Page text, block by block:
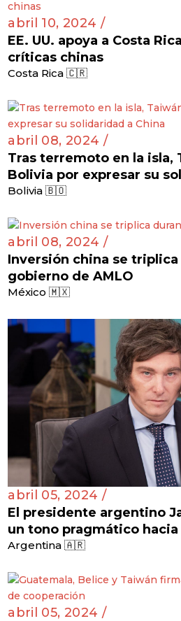
abril 10, 2024 /
EE. UU. apoya a Costa
críticas chinas
Costa Rica 🇨🇷
abril 08, 2024 /
Tras terremoto en la isla,
Bolivia por expresar su
Bolivia 🇧🇴
abril 08, 2024 /
Inversión china se triplica
gobierno de AMLO
México 🇲🇽
abril 05, 2024 /
El presidente argentino
un tono pragmático hacia
Argentina 🇦🇷
abril 05, 2024 /